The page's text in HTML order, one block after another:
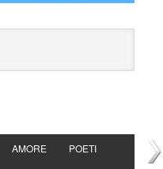
AMORE POETI